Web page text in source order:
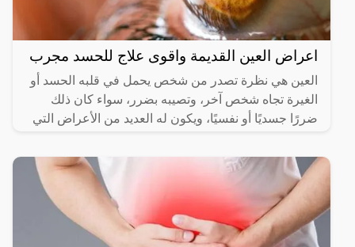
اعراض العين القديمة واقوى علاج للحسد مجرب
العين هي نظرة تصدر من شخص يحمل في قلبه الحسد أو
الغيرة تجاه شخص آخر، وتصيبه بضرر، سواء كان ذلك
ضررًا جسديًا أو نفسيًا، ويكون له العديد من الأعراض التي